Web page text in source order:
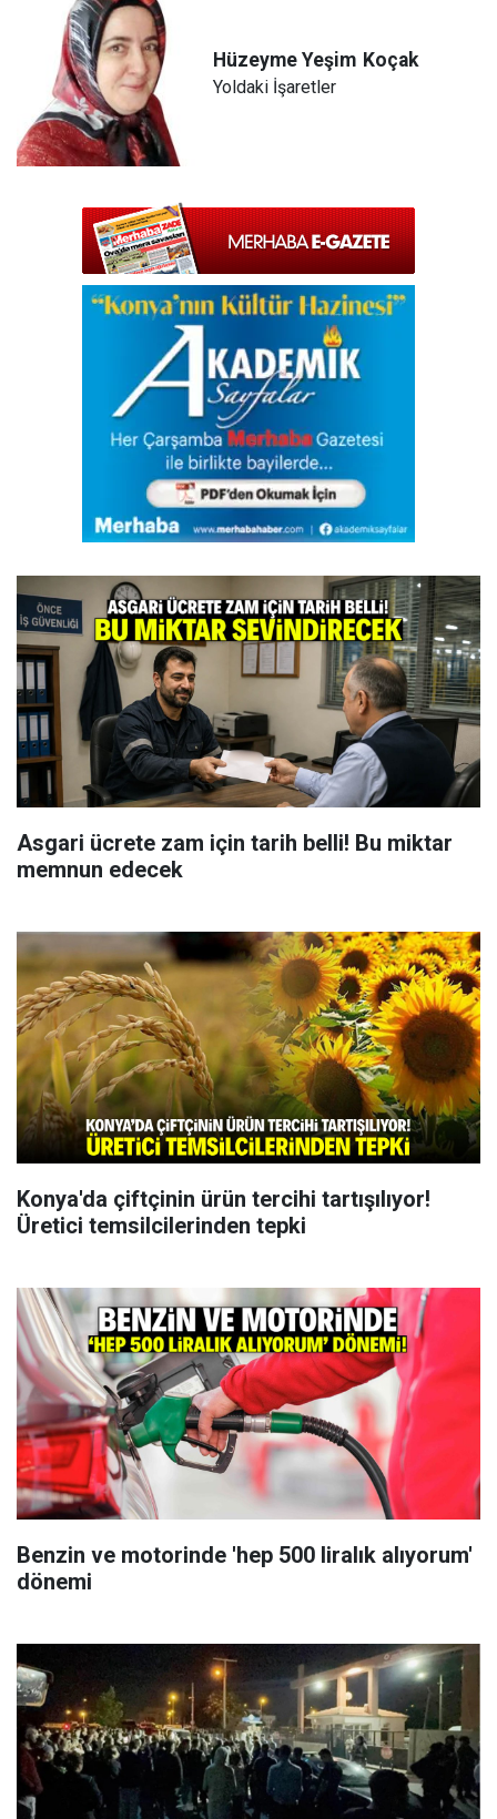
Hüzeyme Yeşim Koçak
Yoldaki İşaretler
Asgari ücrete zam için tarih belli! Bu miktar
memnun edecek
Konya'da çiftçinin ürün tercihi tartışılıyor!
Üretici temsilcilerinden tepki
Benzin ve motorinde 'hep 500 liralık alıyorum'
dönemi